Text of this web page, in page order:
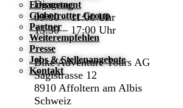
Engagement
Globetrotter Group
Partner
Weiterempfehlen
Presse
Jobs & Stellenangebote
Kontakt
Dienstag
09:00 – 11:00 Uhr
13:30 – 17:00 Uhr
Bike Adventure Tours AG
Sagistrasse 12
8910 Affoltern am Albis
Schweiz